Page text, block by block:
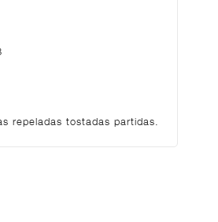
repeladas tostadas partidas.